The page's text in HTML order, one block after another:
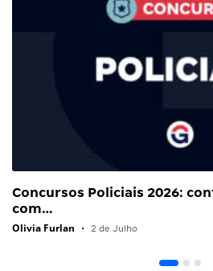
Concursos Policiais 2026:
com…
Olivia Furlan • 2 de Julho